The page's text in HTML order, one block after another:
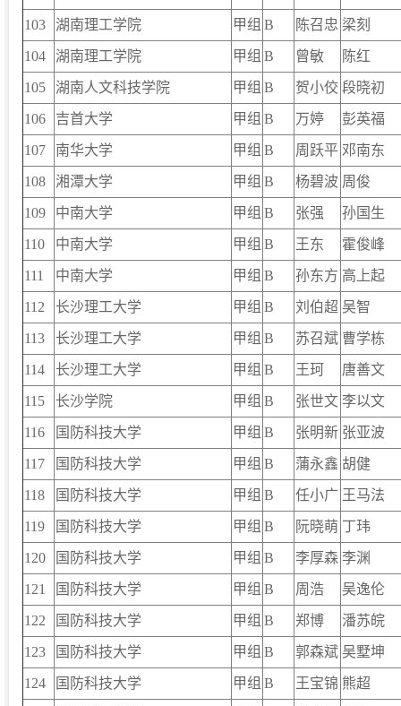
103 湖南理工学院 甲组 B 陈召忠 梁刻
104 湖南理工学院 甲组 B 曾敏 陈红
105 湖南人文科技学院 甲组 B 贺小佼 段晓初
106 吉首大学 甲组 B 万婷 彭英福
107 南华大学 甲组 B 周跃平 邓南东
108 湘潭大学 甲组 B 杨碧波 周俊
109 中南大学 甲组 B 张强 孙国生
110 中南大学 甲组 B 王东 霍俊峰
111 中南大学 甲组 B 孙东方 高上起
112 长沙理工大学 甲组 B 刘伯超 吴智
113 长沙理工大学 甲组 B 苏召斌 曹学栋
114 长沙理工大学 甲组 B 王珂 唐善文
115 长沙学院 甲组 B 张世文 李以文
116 国防科技大学 甲组 B 张明新 张亚波
117 国防科技大学 甲组 B 蒲永鑫 胡健
118 国防科技大学 甲组 B 任小广 王马法
119 国防科技大学 甲组 B 阮晓萌 丁玮
120 国防科技大学 甲组 B 李厚森 李渊
121 国防科技大学 甲组 B 周浩 吴逸伦
122 国防科技大学 甲组 B 郑博 潘苏皖
123 国防科技大学 甲组 B 郭森斌 吴墅坤
124 国防科技大学 甲组 B 王宝锦 熊超